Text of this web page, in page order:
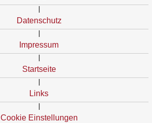
Datenschutz
Impressum
Startseite
Links
Cookie Einstellungen